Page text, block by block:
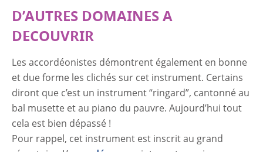
D’AUTRES DOMAINES A
DECOUVRIR
Les accordéonistes démontrent également en bonne
et due forme les clichés sur cet instrument. Certains
diront que c’est un instrument “ringard”, cantonné au
bal musette et au piano du pauvre. Aujourd’hui tout
cela est bien dépassé !
Pour rappel, cet instrument est inscrit au grand